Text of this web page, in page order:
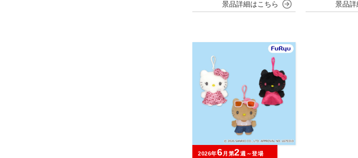
2026年6 月第2週～登場